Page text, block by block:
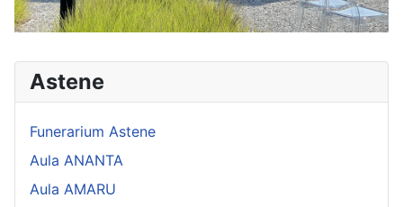
Astene
Funerarium Astene
Aula ANANTA
Aula AMARU